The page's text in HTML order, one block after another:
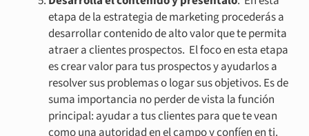
etapa de la estrategia de marketing procederás a
desarrollar contenido de alto valor que te permita
atraer a clientes prospectos. El foco en esta etapa
es crear valor para tus prospectos y ayudarlos a
resolver sus problemas o logar sus objetivos. Es de
suma importancia no perder de vista la función
principal: ayudar a tus clientes para que te vean
como una autoridad en el campo y confíen en ti.